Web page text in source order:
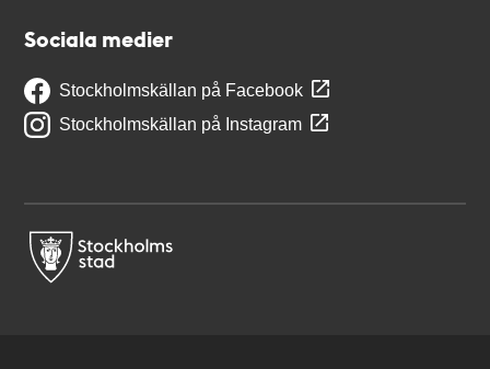
Sociala medier
Stockholmskällan på Facebook
Stockholmskällan på Instagram